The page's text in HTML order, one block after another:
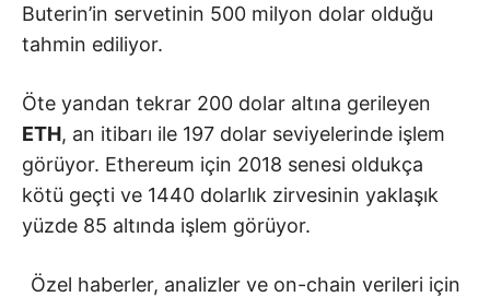
Buterin’in servetinin 500 milyon dolar olduğu
tahmin ediliyor.
Öte yandan tekrar 200 dolar altına gerileyen
ETH, an itibarı ile 197 dolar seviyelerinde işlem
görüyor. Ethereum için 2018 senesi oldukça
kötü geçti ve 1440 dolarlık zirvesinin yaklaşık
yüzde 85 altında işlem görüyor.
Özel haberler, analizler ve on-chain verileri için